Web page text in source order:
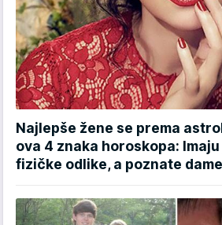
Najlepše žene se prema
ova 4 znaka horoskopa:
fizičke odlike, a poznate